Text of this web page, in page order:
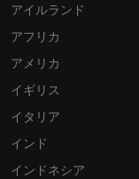
アイルランド
アフリカ
アメリカ
イギリス
イタリア
インド
インドネシア